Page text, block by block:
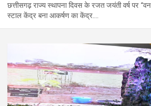
छत्तीसगढ़ राज्य स्थापना दिवस के रजत जयंती वर्ष पर
स्टाल केंद्र बना आकर्षण का केंद्र….